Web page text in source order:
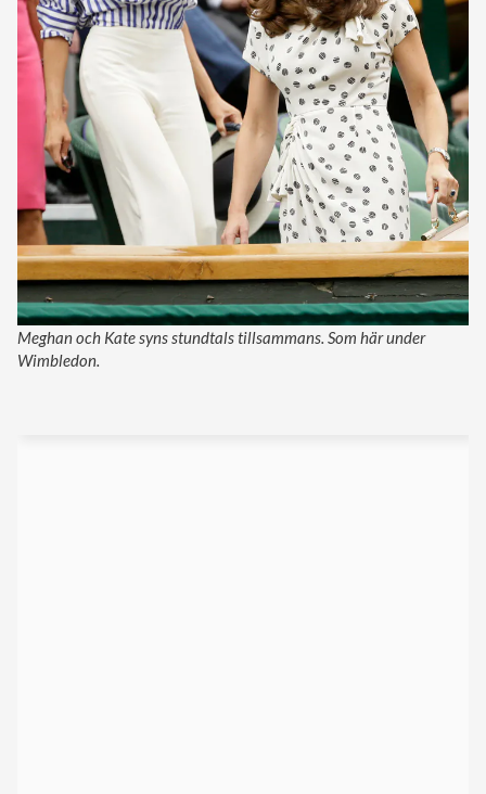
Meghan och Kate syns stundtals tillsammans. Som här under
Wimbledon.